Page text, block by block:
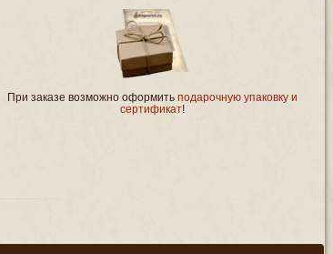
При заказе возможно оформить подарочную упаковку и
сертификат!